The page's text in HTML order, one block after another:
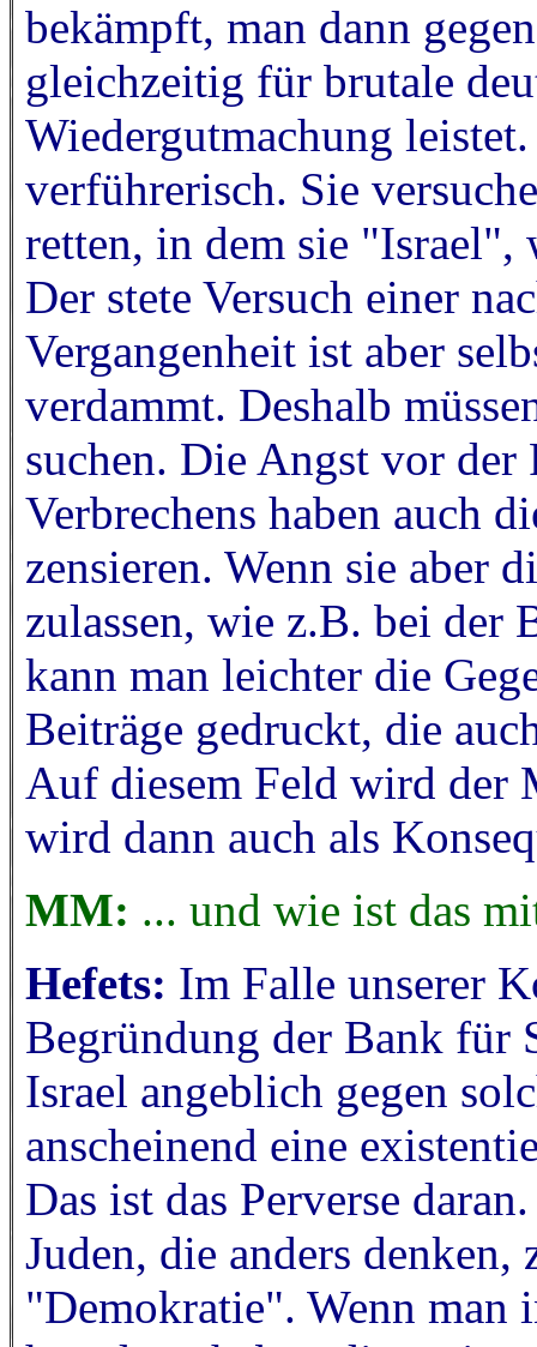
bekämpft, man dann
gleichzeitig für brutale
Wiedergutmachung
verführerisch. Sie
retten, in dem sie "Israel",
Der stete Versuch einer
Vergangenheit ist aber
verdammt. Deshalb
suchen. Die Angst vor der
Verbrechens haben auch
zensieren. Wenn sie aber
zulassen, wie z.B. bei der
kann man leichter die
Beiträge gedruckt, die
Auf diesem Feld wird der
wird dann auch als
MM: ... und wie ist das
Hefets: Im Falle unserer
Begründung der Bank für
Israel angeblich gegen
anscheinend eine
Das ist das Perverse
Juden, die anders
"Demokratie". Wenn man